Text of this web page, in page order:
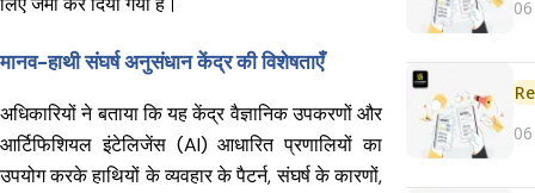
मानव-हाथी संघर्ष अनुसंधान केंद्र की विशेषताएँ
अधिकारियों ने बताया कि यह केंद्र वैज्ञानिक उपकरणों और
आर्टिफिशियल इंटेलिजेंस (AI) आधारित प्रणालियों का
उपयोग करके हाथियों के व्यवहार के पैटर्न, संघर्ष के कारणों,